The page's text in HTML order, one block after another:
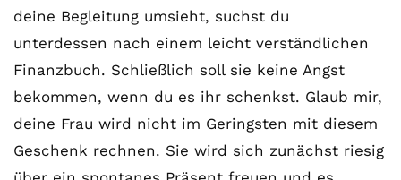
deine Begleitung umsieht, suchst du
unterdessen nach einem leicht verständlichen
Finanzbuch. Schließlich soll sie keine Angst
bekommen, wenn du es ihr schenkst. Glaub mir,
deine Frau wird nicht im Geringsten mit diesem
Geschenk rechnen. Sie wird sich zunächst riesig